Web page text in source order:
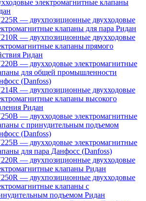
электромагнитные клапаны
— двухпозиционные двухходовые
клапаны для пара Ридан
— двухпозиционные двухходовые
клапаны прямого
Ридан
— двухходовые электромагнитные
для общей промышленности
(Danfoss)
— двухпозиционные двухходовые
клапаны высокого
Ридан
— двухходовые электромагнитные
с принудительным подъемом
(Danfoss)
— двухходовые электромагнитные
для пара Данфосс (Danfoss)
— двухпозиционные двухходовые
клапаны Ридан
— двухпозиционные двухходовые
клапаны с
подъемом Ридан